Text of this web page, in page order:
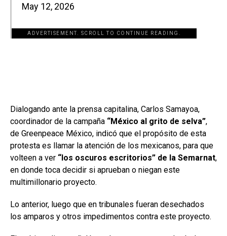
May 12, 2026
ADVERTISEMENT. SCROLL TO CONTINUE READING.
[adsforwp id="243463"]
Dialogando ante la prensa capitalina, Carlos Samayoa,
coordinador de la campaña “México al grito de selva”,
de Greenpeace México, indicó que el propósito de esta
protesta es llamar la atención de los mexicanos, para que
volteen a ver “los oscuros escritorios” de la Semarnat,
en donde toca decidir si aprueban o niegan este
multimillonario proyecto.
Lo anterior, luego que en tribunales fueran desechados
los amparos y otros impedimentos contra este proyecto.